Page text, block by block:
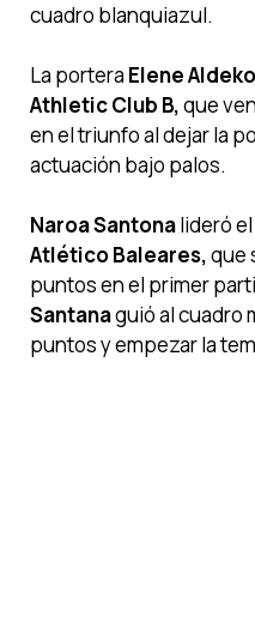
cuadro blanquiazul.
La portera Elene
Athletic Club B,que
en el triunfo al dejar la
actuación bajo palos.
Naroa Santonalideró
Atlético Baleares,que
puntos en el primer
Santanaguió al cuadro
puntos y empezar la